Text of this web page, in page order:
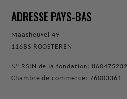
ADRESSE PAYS-BAS
Maasheuvel 49
116BS ROOSTEREN
N° RSIN de la fondation:
Chambre de commerce: 76003361